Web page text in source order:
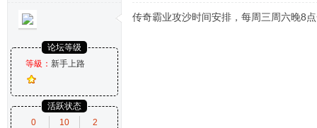
论坛等级
等級： 新手上路
活跃状态
0
10
2
传奇霸业攻沙时间安排，每周三周六晚8